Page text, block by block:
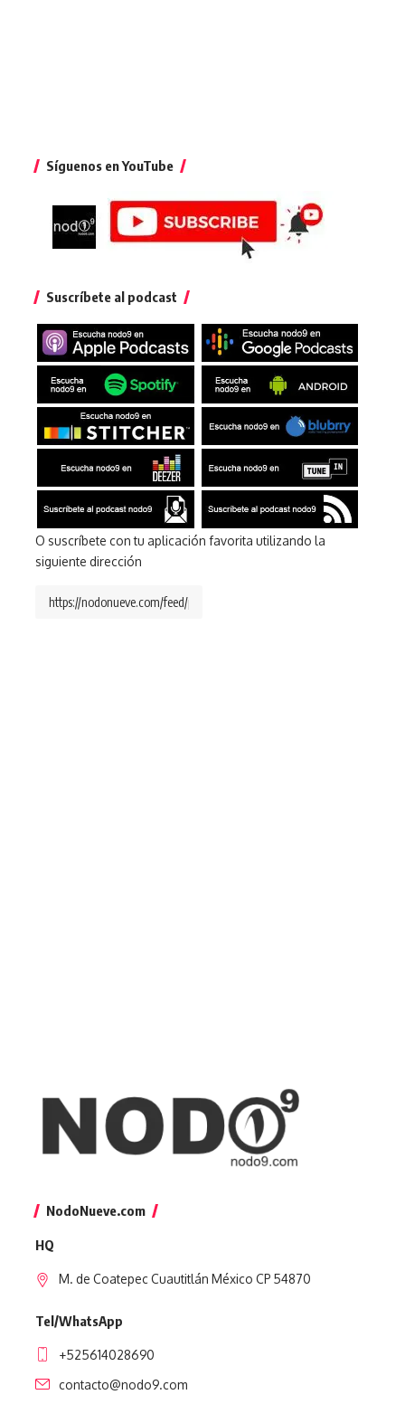
Síguenos en YouTube
Suscríbete al podcast
O suscríbete con tu aplicación favorita utilizando la
siguiente dirección
NodoNueve.com
HQ
M. de Coatepec Cuautitlán México CP 54870
Tel/WhatsApp
+525614028690
contacto@nodo9.com